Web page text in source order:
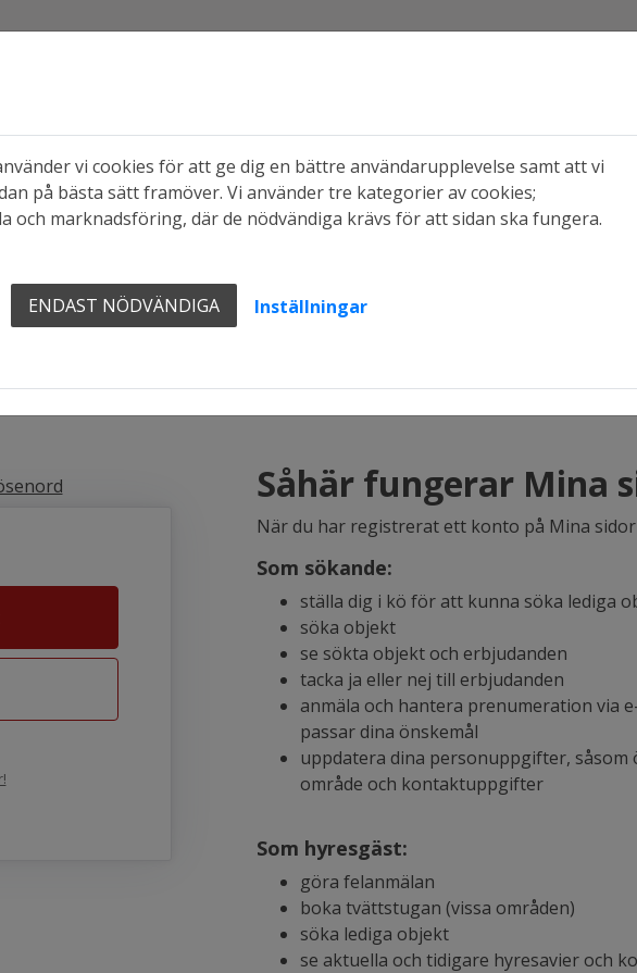
Såhär fungerar Mina
När du har registrerat ett konto på Mina sidor
Som sökande:
ställa dig i kö för att kunna söka lediga
söka objekt
se sökta objekt och erbjudanden
tacka ja eller nej till erbjudanden
anmäla och hantera prenumeration via
passar dina önskemål
uppdatera dina personuppgifter, såsom
område och kontaktuppgifter
Som hyresgäst:
göra felanmälan
boka tvättstugan (vissa områden)
söka lediga objekt
se aktuella och tidigare hyresavier och
vi cookies för att ge dig en bättre användarupplevelse samt att vi
på bästa sätt framöver. Vi använder tre kategorier av cookies;
och marknadsföring, där de nödvändiga krävs för att sidan ska fungera.
ENDAST NÖDVÄNDIGA Inställningar